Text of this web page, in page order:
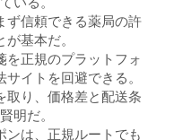
ず信頼できる薬局の許
基本だ。
を正規のプラットフォ
イトを回避できる。
取り、価格差と配送条
明だ。
ンは、正規ルートでも